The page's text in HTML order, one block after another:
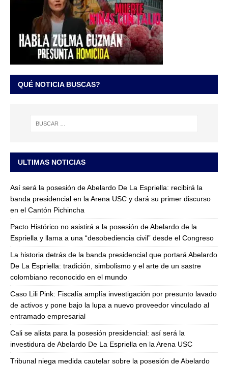
QUÉ NOTICIA BUSCAS?
ULTIMAS NOTICIAS
Así será la posesión de Abelardo De La Espriella: recibirá la
banda presidencial en la Arena USC y dará su primer discurso
en el Cantón Pichincha
Pacto Histórico no asistirá a la posesión de Abelardo de la
Espriella y llama a una “desobediencia civil” desde el Congreso
La historia detrás de la banda presidencial que portará Abelardo
De La Espriella: tradición, simbolismo y el arte de un sastre
colombiano reconocido en el mundo
Caso Lili Pink: Fiscalía amplía investigación por presunto lavado
de activos y pone bajo la lupa a nuevo proveedor vinculado al
entramado empresarial
Cali se alista para la posesión presidencial: así será la
investidura de Abelardo De La Espriella en la Arena USC
Tribunal niega medida cautelar sobre la posesión de Abelardo